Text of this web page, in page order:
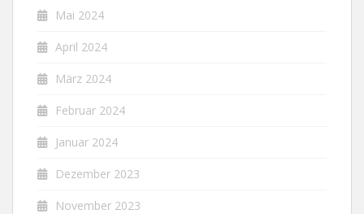
Mai 2024
April 2024
März 2024
Februar 2024
Januar 2024
Dezember 2023
November 2023